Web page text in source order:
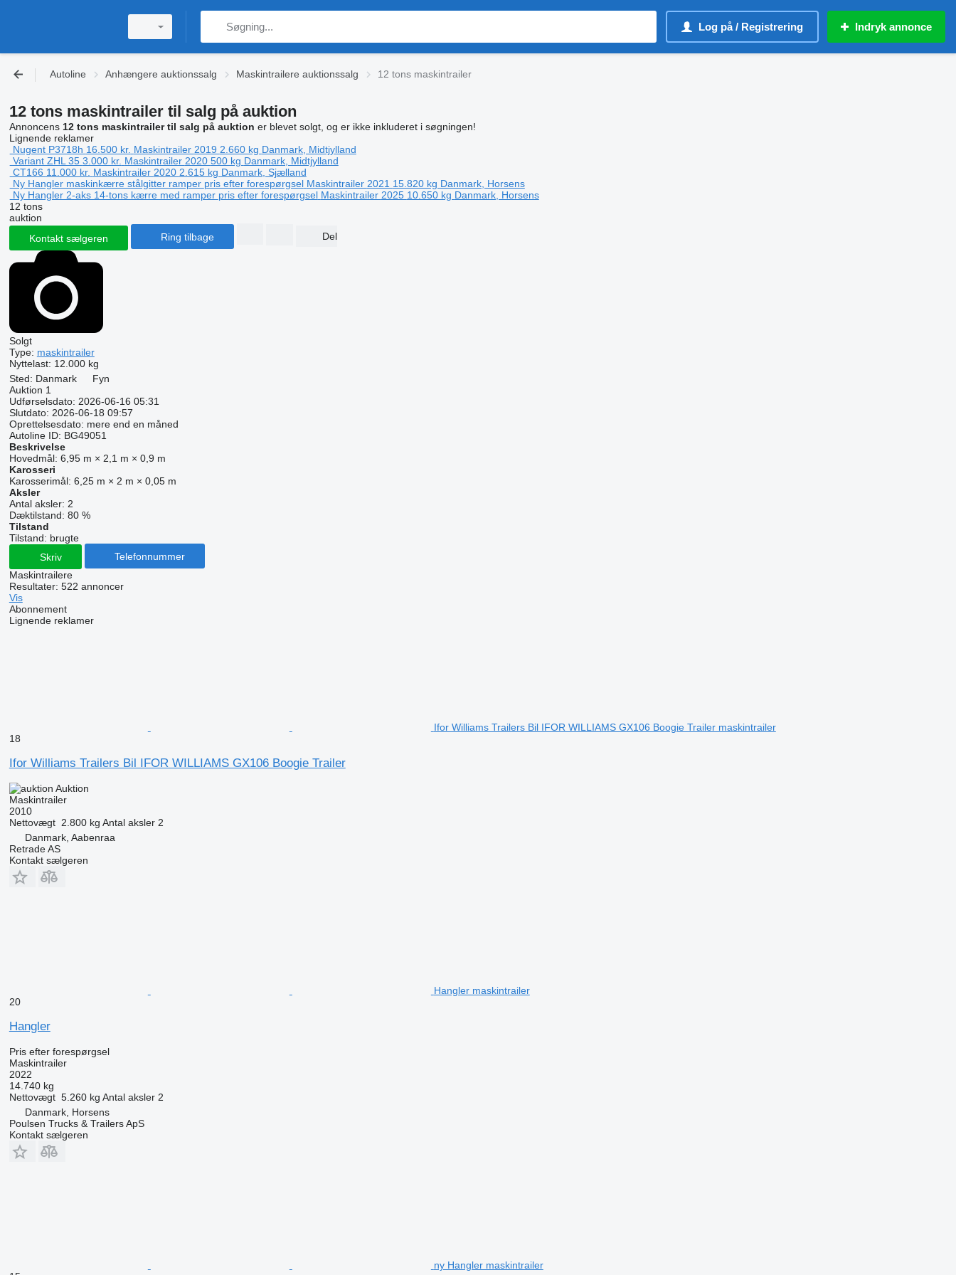
Log på / Registrering Indryk annonce
Autoline Anhængere auktionssalg Maskintrailere auktionssalg 12 tons maskintrailer
12 tons maskintrailer til salg på auktion
Annoncens 12 tons maskintrailer til salg på auktion er blevet solgt, og er ikke inkluderet i søgningen!
Lignende reklamer
Nugent P3718h 16.500 kr. Maskintrailer 2019 2.660 kg Danmark, Midtjylland
Variant ZHL 35 3.000 kr. Maskintrailer 2020 500 kg Danmark, Midtjylland
CT166 11.000 kr. Maskintrailer 2020 2.615 kg Danmark, Sjælland
Ny Hangler maskinkærre stålgitter ramper pris efter forespørgsel Maskintrailer 2021 15.820 kg Danmark, Horsens
Ny Hangler 2-aks 14-tons kærre med ramper pris efter forespørgsel Maskintrailer 2025 10.650 kg Danmark, Horsens
12 tons
auktion
Kontakt sælgeren
Ring tilbage Del
Solgt
Type: maskintrailer
Nyttelast: 12.000 kg
Sted: Danmark
Fyn
Auktion 1
Udførselsdato: 2026-06-16 05:31
Slutdato: 2026-06-18 09:57
Oprettelsesdato: mere end en måned
Autoline ID: BG49051
Beskrivelse
Hovedmål: 6,95 m × 2,1 m × 0,9 m
Karosseri
Karosserimål: 6,25 m × 2 m × 0,05 m
Aksler
Antal aksler: 2
Dæktilstand: 80 %
Tilstand
Tilstand: brugte
Skriv
Telefonnummer
Maskintrailere
Resultater: 522 annoncer
Vis
Abonnement
Lignende reklamer
Ifor Williams Trailers Bil IFOR WILLIAMS GX106 Boogie Trailer maskintrailer
18
Ifor Williams Trailers Bil IFOR WILLIAMS GX106 Boogie Trailer
Auktion
Maskintrailer
2010
Nettovægt 2.800 kg Antal aksler 2
Danmark, Aabenraa
Retrade AS
Kontakt sælgeren
Hangler maskintrailer
20
Hangler
Pris efter forespørgsel
Maskintrailer
2022
14.740 kg
Nettovægt 5.260 kg Antal aksler 2
Danmark, Horsens
Poulsen Trucks & Trailers ApS
Kontakt sælgeren
ny Hangler maskintrailer